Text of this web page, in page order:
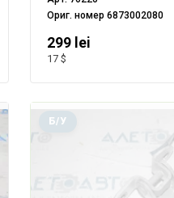
Ориг. номер 6873002080
299 lei
17 $
Б/У